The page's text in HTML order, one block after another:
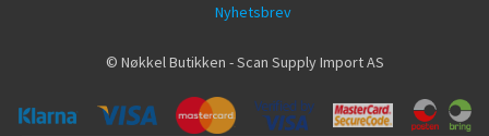
Nyhetsbrev
© Nøkkel Butikken - Scan Supply Import AS